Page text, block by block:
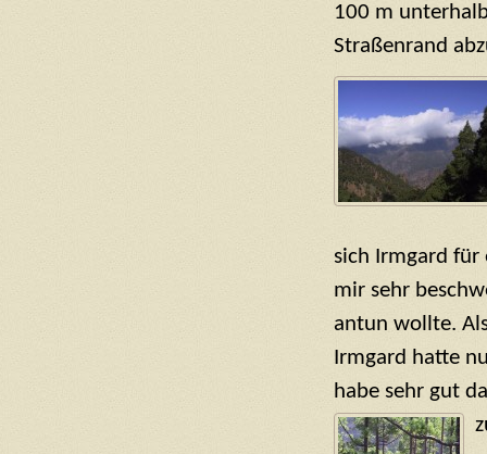
100 m
Straßenrand
sich Irmgard für
mir sehr
antun wollte.
Irmgard hatte
habe sehr gut